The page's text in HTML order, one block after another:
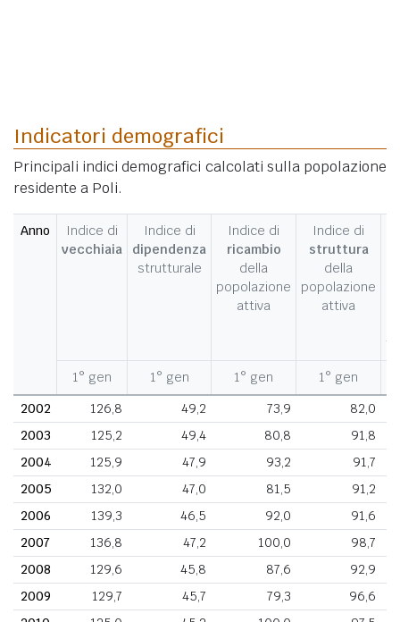
Indicatori demografici
Principali indici demografici calcolati sulla popolazione
residente a Poli.
Anno
Indice di
vecchiaia
Indice di
dipendenza
strutturale
Indice di
ricambio
della
popolazione
attiva
Indice di
struttura
della
popolazione
attiva
1° gen 1° gen 1° gen 1° gen
2002
126,8 49,2 73,9
82,0
2003
125,2 49,4 80,8
91,8
2004
125,9 47,9 93,2
91,7
2005
132,0 47,0 81,5
91,2
2006
139,3 46,5 92,0
91,6
2007
136,8 47,2 100,0
98,7
2008
129,6 45,8 87,6
92,9
2009
129,7 45,7 79,3
96,6